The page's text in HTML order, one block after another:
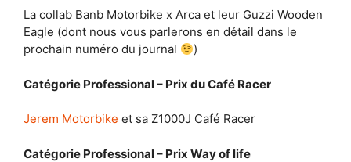
La collab Banb Motorbike x Arca et leur Guzzi Wooden
Eagle (dont nous vous parlerons en détail dans le
prochain numéro du journal
)
Catégorie Professional – Prix du Café Racer
Jerem Motorbike et sa Z1000J Café Racer
Catégorie Professional – Prix Way of life